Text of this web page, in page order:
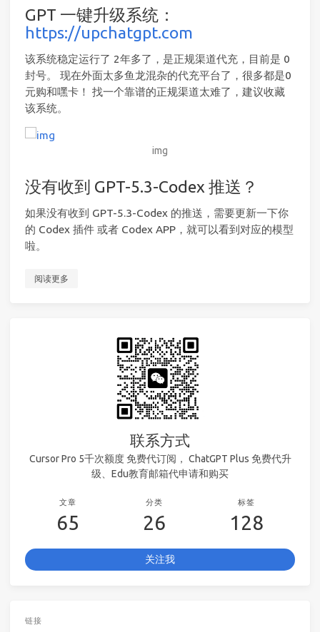
GPT 一键升级系统：
https://upchatgpt.com
该系统稳定运行了 2年多了，是正规渠道代充，目前是 0
封号。 现在外面太多鱼龙混杂的代充平台了，很多都是0
元购和嘿卡！ 找一个靠谱的正规渠道太难了，建议收藏
该系统。
img
没有收到 GPT-5.3-Codex 推送？
如果没有收到 GPT-5.3-Codex 的推送，需要更新一下你
的 Codex 插件 或者 Codex APP，就可以看到对应的模型
啦。
阅读更多
联系方式
Cursor Pro 5千次额度 免费代订阅， ChatGPT Plus 免费代升
级、Edu教育邮箱代申请和购买
文章
65
分类
26
标签
128
关注我
链接